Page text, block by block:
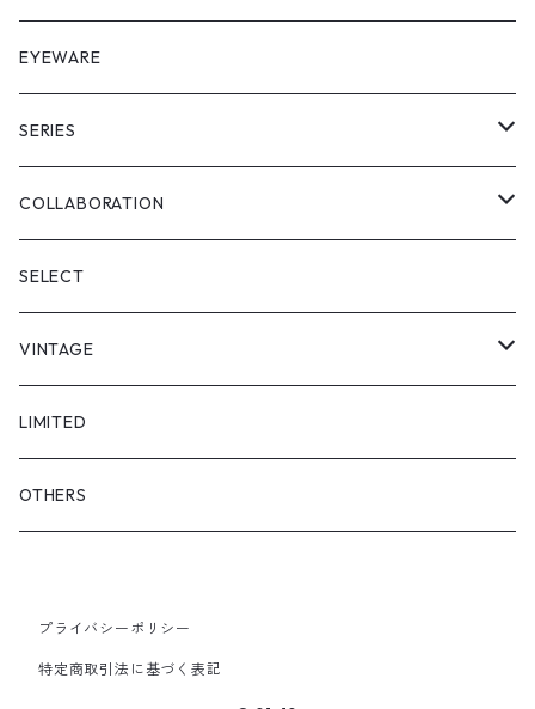
COAT
PULL OVER
SHORT LENGS
FULL LENGS
SKIRT
EYEWARE
SERIES
"matoi"
"enkan"
"tsunagi"
"asobi"
COLLABORATION
RADIO EVA
1+O
FULL DIVE
iCONOLOGY
SELECT
VINTAGE
TOPS
OUTER
SHOES & ACCESSORY
LIMITED
OTHERS
プライバシーポリシー
特定商取引法に基づく表記